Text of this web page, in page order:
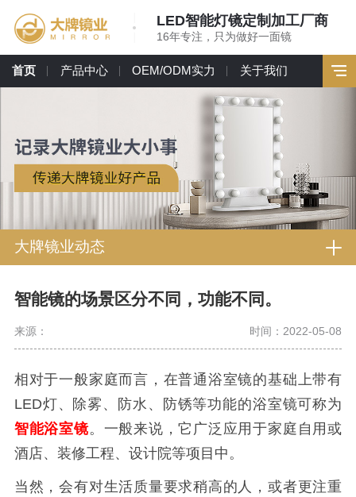
LED智能灯镜定制加工厂商
16年专注，只为做好一面镜
首页 产品中心 OEM/ODM实力 关于我们
大牌镜业动态
智能镜的场景区分不同，功能不同。
来源： 时间：2022-05-08
相对于一般家庭而言，在普通浴室镜的基础上带有
LED灯、除雾、防水、防锈等功能的浴室镜可称为
智能浴室镜。一般来说，它广泛应用于家庭自用或
酒店、装修工程、设计院等项目中。
当然，会有对生活质量要求稍高的人，或者更注重